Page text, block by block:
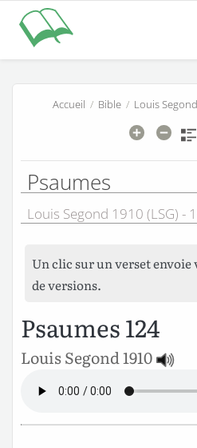
Accueil / Bible / Louis
Psaumes
Louis Segond 1910 (LSG) -
Un clic sur un verset
de versions.
Psaumes 124
Louis Segond 1910